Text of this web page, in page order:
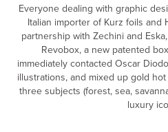
Everyone dealing with graphic
Italian importer of Kurz foils and
partnership with Zechini and
Revobox, a new patented
immediately contacted Oscar
illustrations, and mixed up gold
three subjects (forest, sea,
luxury